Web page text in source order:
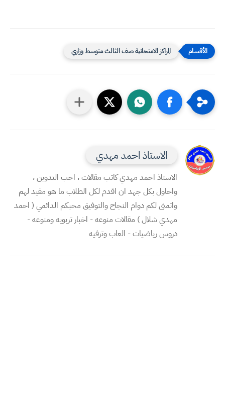
المراكز الامتحانية صف الثالث متوسط وزاري
الاستاذ احمد مهدي
الاستاذ احمد مهدي كاتب مقالات ، احب التدوين ،
واحاول بكل جهد ان اقدم لكل الطلاب ما هو مفيد لهم
واتمنى لكم دوام النجاح والتوفيق محبكم الدائمي ( احمد
مهدي شلال ) مقالات منوعه - اخبار تربويه ومنوعه -
دروس رياضيات - العاب وترفيه